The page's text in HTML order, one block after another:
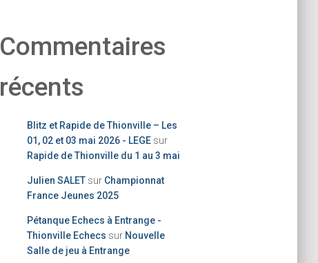
Commentaires
récents
Blitz et Rapide de Thionville – Les
01, 02 et 03 mai 2026 - LEGE sur
Rapide de Thionville du 1 au 3 mai
Julien SALET sur Championnat
France Jeunes 2025
Pétanque Echecs à Entrange -
Thionville Echecs sur Nouvelle
Salle de jeu à Entrange